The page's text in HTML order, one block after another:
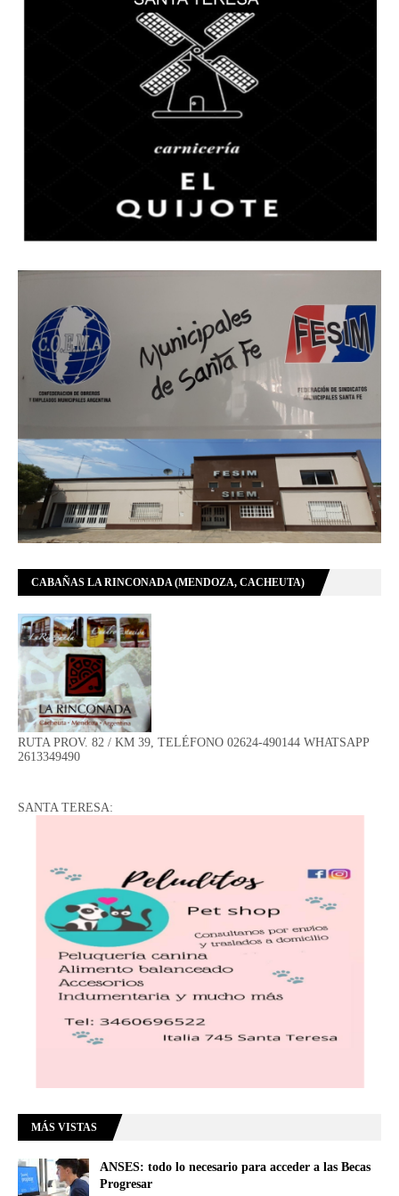
CABAÑAS LA RINCONADA (MENDOZA, CACHEUTA)
RUTA PROV. 82 / KM 39, TELÉFONO 02624-490144 WHATSAPP
2613349490
SANTA TERESA:
MÁS VISTAS
ANSES: todo lo necesario para acceder a las Becas
Progresar